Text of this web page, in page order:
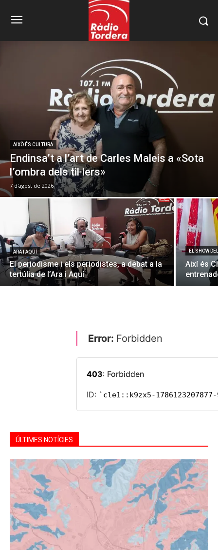
AIXÒ ÉS CULTURA
Endinsa’t a l’art de Carles Maleis a «Sota
l’ombra dels til·lers»
7 d'agost de 2026
ARA I AQUÍ
El periodisme i els periodistes, a debat a la
tertúlia de l’Ara i Aquí
EL SHOW
Així és
ÚLTIMES NOTÍCIES